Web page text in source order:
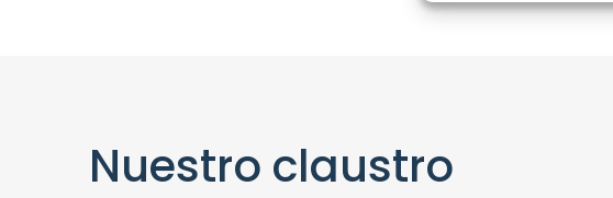
Nuestro claustro